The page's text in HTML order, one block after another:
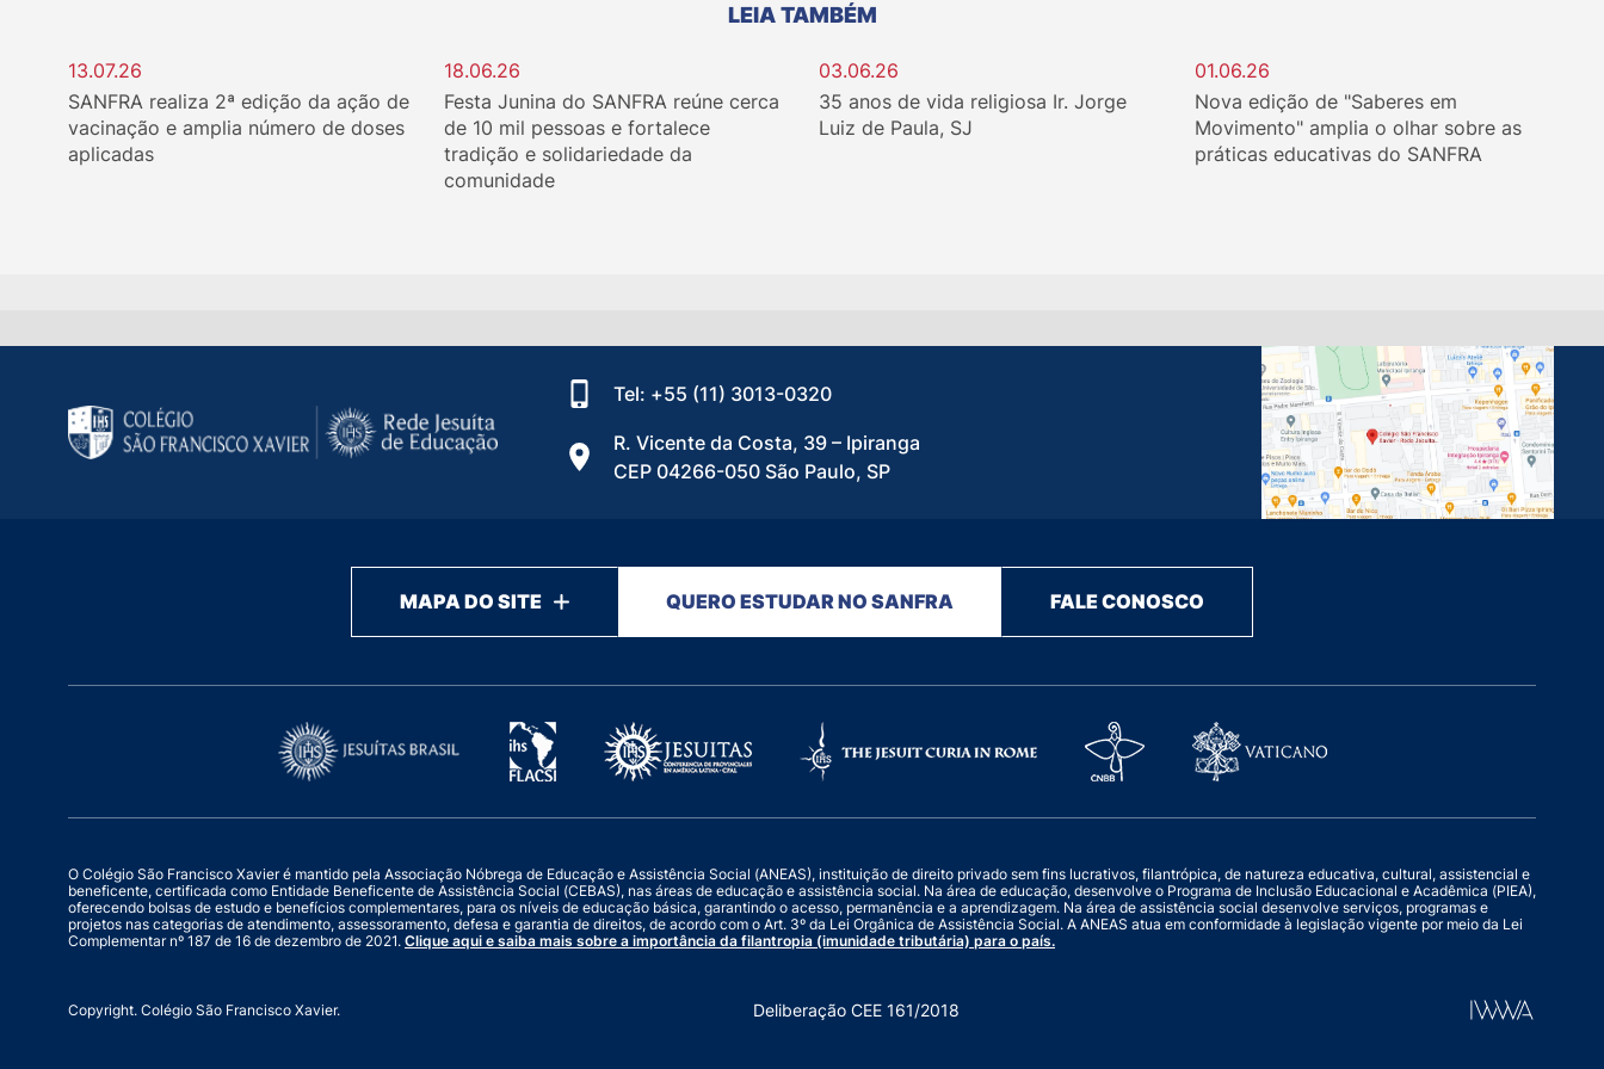
LEIA TAMBÉM
13.07.26
SANFRA realiza 2ª edição da ação de
vacinação e amplia número de doses
aplicadas
18.06.26
Festa Junina do SANFRA reúne cerca
de 10 mil pessoas e fortalece
tradição e solidariedade da
comunidade
03.06.26
35 anos de vida religiosa Ir. Jorge
Luiz de Paula, SJ
01.06.26
Nova edição de "Saberes em
Movimento" amplia o olhar sobre as
práticas educativas do SANFRA
Tel: +55 (11) 3013-0320
R. Vicente da Costa, 39 – Ipiranga
CEP 04266-050 São Paulo, SP
MAPA DO SITE QUERO ESTUDAR NO SANFRA FALE CONOSCO
O Colégio São Francisco Xavier é mantido pela Associação Nóbrega de Educação e Assistência Social (ANEAS), instituição de direito privado sem fins lucrativos, filantrópica, de natureza educativa, cultural, assistencial e
beneficente, certificada como Entidade Beneficente de Assistência Social (CEBAS), nas áreas de educação e assistência social. Na área de educação, desenvolve o Programa de Inclusão Educacional e Acadêmica (PIEA),
oferecendo bolsas de estudo e benefícios complementares, para os níveis de educação básica, garantindo o acesso, permanência e a aprendizagem. Na área de assistência social desenvolve serviços, programas e
projetos nas categorias de atendimento, assessoramento, defesa e garantia de direitos, de acordo com o Art. 3º da Lei Orgânica de Assistência Social. A ANEAS atua em conformidade à legislação vigente por meio da Lei
Complementar nº 187 de 16 de dezembro de 2021. Clique aqui e saiba mais sobre a importância da filantropia (imunidade tributária) para o país.
Copyright. Colégio São Francisco Xavier. Deliberação CEE 161/2018